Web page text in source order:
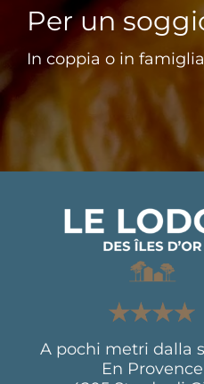
Per un
In coppia o in
A pochi metri dalla
En Provence